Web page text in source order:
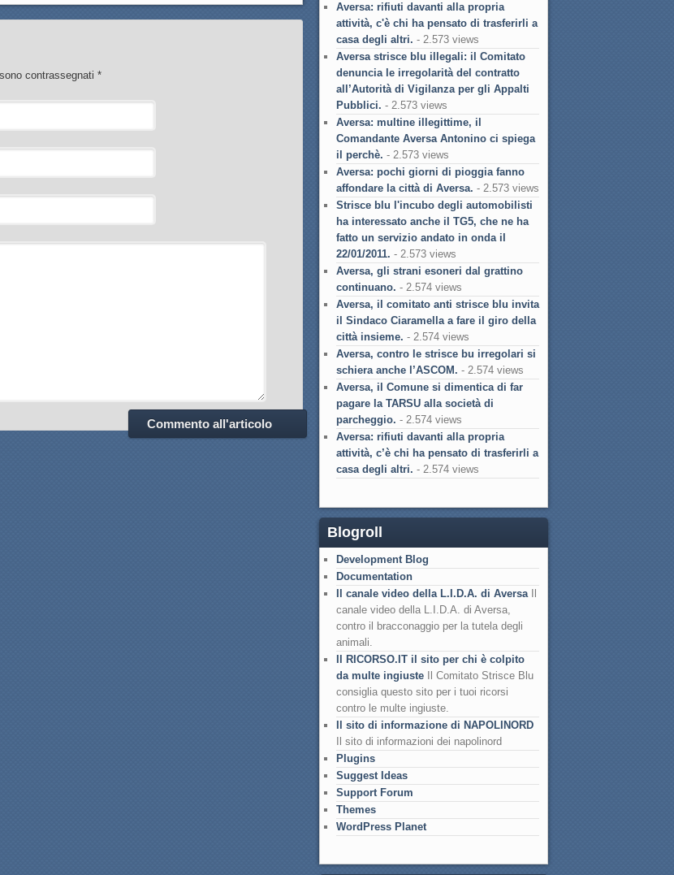
contrassegnati*
Aversa: rifiuti davanti alla propria
attività, c'è chi ha pensato di trasferirli a
casa degli altri. - 2.573 views
Aversa strisce blu illegali: il Comitato
denuncia le irregolarità del contratto
all’Autorità di Vigilanza per gli Appalti
Pubblici. - 2.573 views
Aversa: multine illegittime, il
Comandante Aversa Antonino ci spiega
il perchè. - 2.573 views
Aversa: pochi giorni di pioggia fanno
affondare la città di Aversa. - 2.573 views
Strisce blu l'incubo degli automobilisti
ha interessato anche il TG5, che ne ha
fatto un servizio andato in onda il
22/01/2011. - 2.573 views
Aversa, gli strani esoneri dal grattino
continuano. - 2.574 views
Aversa, il comitato anti strisce blu invita
il Sindaco Ciaramella a fare il giro della
città insieme. - 2.574 views
Aversa, contro le strisce bu irregolari si
schiera anche l’ASCOM. - 2.574 views
Aversa, il Comune si dimentica di far
pagare la TARSU alla società di
parcheggio. - 2.574 views
Aversa: rifiuti davanti alla propria
attività, c’è chi ha pensato di trasferirli a
casa degli altri. - 2.574 views
Blogroll
Development Blog
Documentation
Il canale video della L.I.D.A. di Aversa Il
canale video della L.I.D.A. di Aversa,
contro il bracconaggio per la tutela degli
animali.
Il RICORSO.IT il sito per chi è colpito
da multe ingiuste Il Comitato Strisce Blu
consiglia questo sito per i tuoi ricorsi
contro le multe ingiuste.
Il sito di informazione di NAPOLINORD
Il sito di informazioni dei napolinord
Plugins
Suggest Ideas
Support Forum
Themes
WordPress Planet